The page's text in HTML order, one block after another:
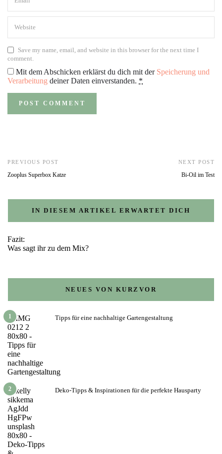
Save my name, email, and website in this browser for the next time I
comment.
Mit dem Abschicken erklärst du dich mit der Speicherung und
Verarbeitung deiner Daten einverstanden. *
PREVIOUS POST
Zooplus Superbox Katze
NEXT POST
Bi-Oil im Test
IN DIESEM ARTIKEL ERWARTET DICH
Fazit:
Was sagt ihr zu dem Mix?
NEUES VON KURZVOR
1 Tipps für eine nachhaltige Gartengestaltung
2 Deko-Tipps & Inspirationen für die perfekte Hausparty